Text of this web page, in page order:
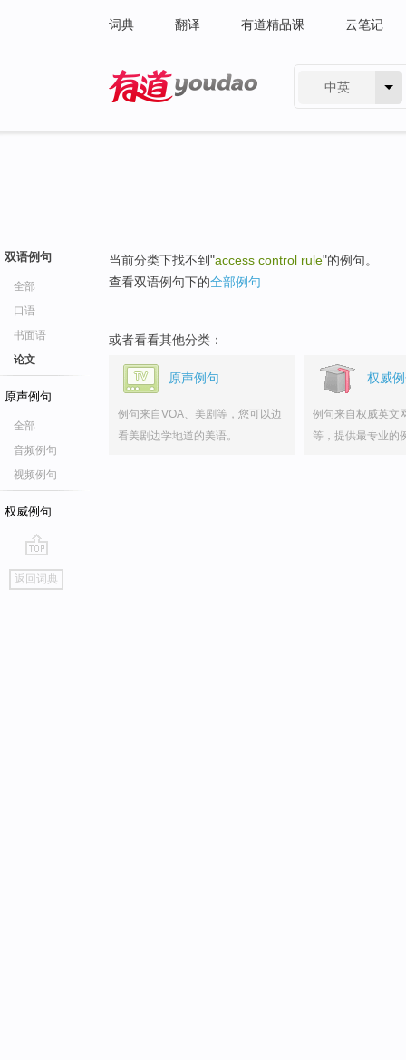
词典 翻译 有道精品课 云笔记
中英
双语例句
全部
口语
书面语
论文
原声例句
全部
音频例句
视频例句
权威例句
go
top
返回词典
当前分类下找不到"access control rule"的例句。
查看双语例句下的全部例句
或者看看其他分类：
原声例句
例句来自VOA、美剧等，您可以边
看美剧边学地道的美语。
权威
例句来自权威英文
等，提供最专业的